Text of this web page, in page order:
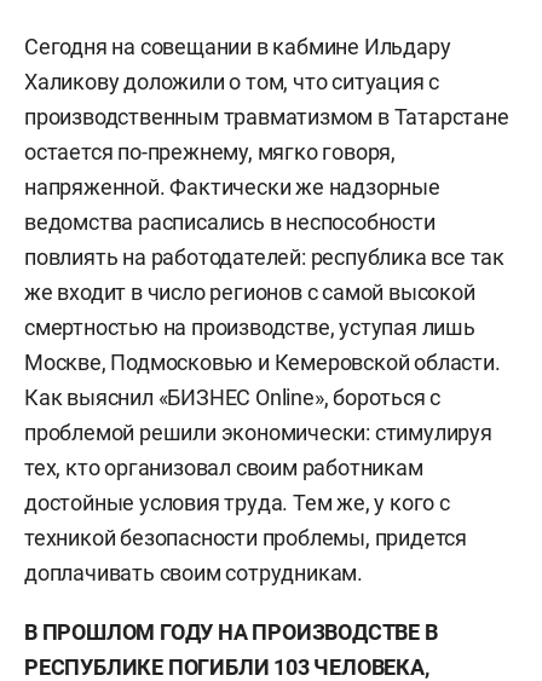
Сегодня на совещании в кабмине Ильдару
Халикову доложили о том, что ситуация с
производственным травматизмом в Татарстане
остается по-прежнему, мягко говоря,
напряженной. Фактически же надзорные
ведомства расписались в неспособности
повлиять на работодателей: республика все так
же входит в число регионов с самой высокой
смертностью на производстве, уступая лишь
Москве, Подмосковью и Кемеровской области.
Как выяснил «БИЗНЕС Online», бороться с
проблемой решили экономически: стимулируя
тех, кто организовал своим работникам
достойные условия труда. Тем же, у кого с
техникой безопасности проблемы, придется
доплачивать своим сотрудникам.
В ПРОШЛОМ ГОДУ НА ПРОИЗВОДСТВЕ В
РЕСПУБЛИКЕ ПОГИБЛИ 103 ЧЕЛОВЕКА,